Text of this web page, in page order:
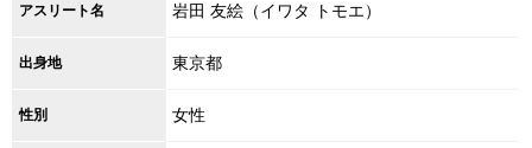
アスリート名 岩田 友絵（イワタ トモエ）
出身地 東京都
性別 女性